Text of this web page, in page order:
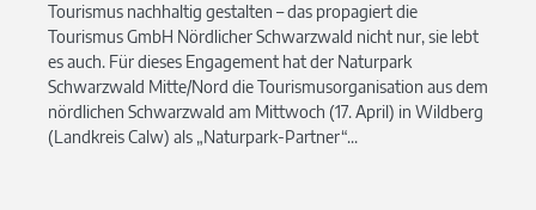
Tourismus nachhaltig gestalten – das propagiert die
Tourismus GmbH Nördlicher Schwarzwald nicht nur, sie lebt
es auch. Für dieses Engagement hat der Naturpark
Schwarzwald Mitte/Nord die Tourismusorganisation aus dem
nördlichen Schwarzwald am Mittwoch (17. April) in Wildberg
(Landkreis Calw) als „Naturpark-Partner“...